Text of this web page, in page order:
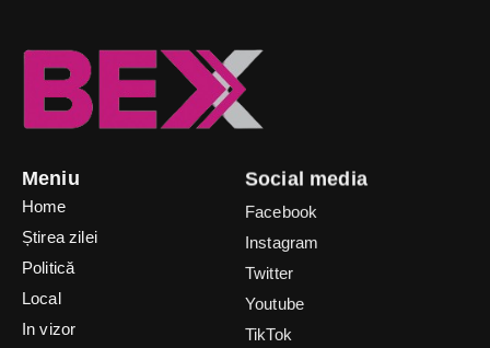
Meniu
Home
Știrea zilei
Politică
Local
In vizor
Social media
Facebook
Instagram
Twitter
Youtube
TikTok